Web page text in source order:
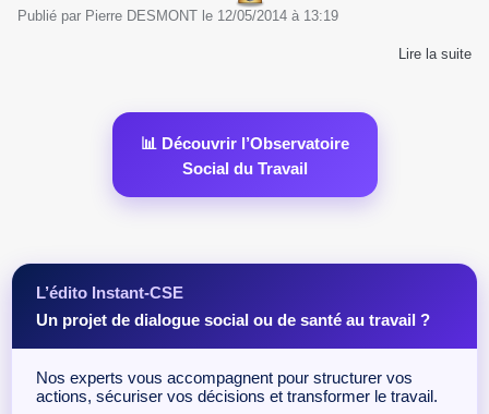
Publié par Pierre DESMONT le 12/05/2014 à 13:19
Lire la suite
📊 Découvrir l’Observatoire
Social du Travail
L’édito Instant-CSE
Un projet de dialogue social ou de santé au travail ?
Nos experts vous accompagnent pour structurer vos
actions, sécuriser vos décisions et transformer le travail.